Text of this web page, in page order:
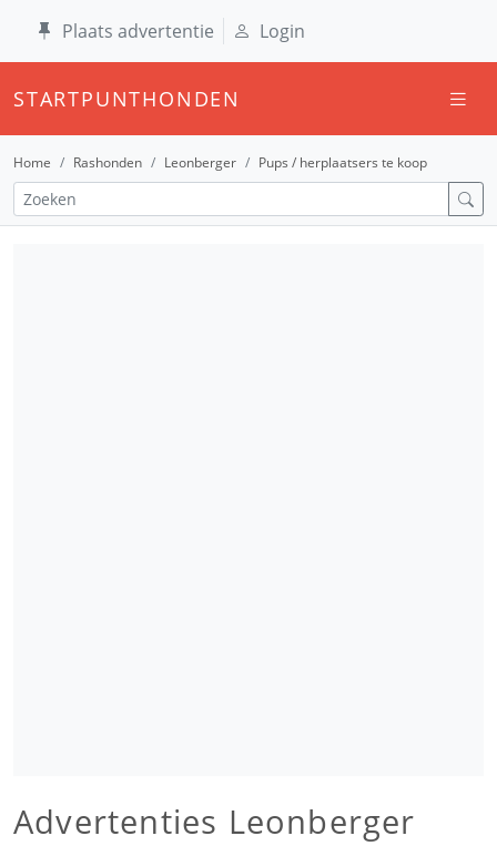
Plaats advertentie Login
STARTPUNTHONDEN
Home Rashonden Leonberger Pups / herplaatsers te koop
Advertenties Leonberger